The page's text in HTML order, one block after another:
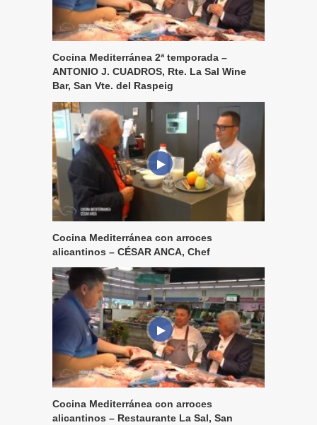
Cocina Mediterránea 2ª temporada –
ANTONIO J. CUADROS, Rte. La Sal Wine
Bar, San Vte. del Raspeig
Cocina Mediterránea con arroces
alicantinos – CÉSAR ANCA, Chef
Cocina Mediterránea con arroces
alicantinos – Restaurante La Sal, San